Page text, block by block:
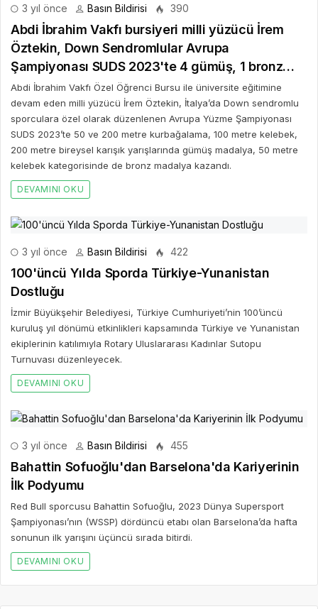
3 yıl önce Basın Bildirisi 390
Abdi İbrahim Vakfı bursiyeri milli yüzücü İrem
Öztekin, Down Sendromlular Avrupa
Şampiyonası SUDS 2023'te 4 gümüş, 1 bronz
madalya kazandı
Abdi İbrahim Vakfı Özel Öğrenci Bursu ile üniversite eğitimine
devam eden milli yüzücü İrem Öztekin, İtalya’da Down sendromlu
sporculara özel olarak düzenlenen Avrupa Yüzme Şampiyonası
SUDS 2023’te 50 ve 200 metre kurbağalama, 100 metre kelebek,
200 metre bireysel karışık yarışlarında gümüş madalya, 50 metre
kelebek kategorisinde de bronz madalya kazandı.
DEVAMINI OKU
3 yıl önce Basın Bildirisi 422
100'üncü Yılda Sporda Türkiye-Yunanistan
Dostluğu
İzmir Büyükşehir Belediyesi, Türkiye Cumhuriyeti’nin 100’üncü
kuruluş yıl dönümü etkinlikleri kapsamında Türkiye ve Yunanistan
ekiplerinin katılımıyla Rotary Uluslararası Kadınlar Sutopu
Turnuvası düzenleyecek.
DEVAMINI OKU
3 yıl önce Basın Bildirisi 455
Bahattin Sofuoğlu'dan Barselona'da Kariyerinin
İlk Podyumu
Red Bull sporcusu Bahattin Sofuoğlu, 2023 Dünya Supersport
Şampiyonası’nın (WSSP) dördüncü etabı olan Barselona’da hafta
sonunun ilk yarışını üçüncü sırada bitirdi.
DEVAMINI OKU